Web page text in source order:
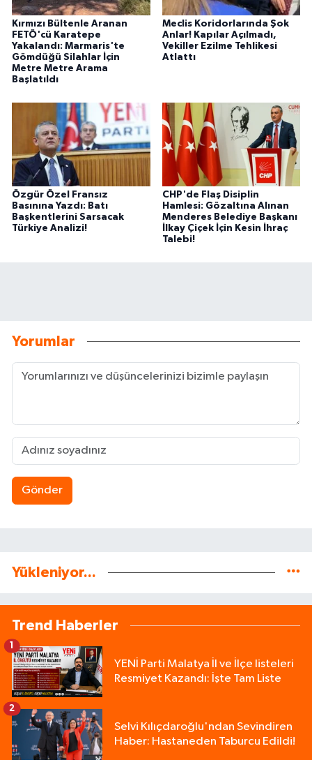
Kırmızı Bültenle Aranan
FETÖ'cü Karatepe
Yakalandı: Marmaris'te
Gömdüğü Silahlar İçin
Metre Metre Arama
Başlatıldı
Meclis Koridorlarında Şok
Anlar! Kapılar Açılmadı,
Vekiller Ezilme Tehlikesi
Atlattı
Özgür Özel Fransız
Basınına Yazdı: Batı
Başkentlerini Sarsacak
Türkiye Analizi!
CHP'de Flaş Disiplin
Hamlesi: Gözaltına Alınan
Menderes Belediye Başkanı
İlkay Çiçek İçin Kesin İhraç
Talebi!
Yorumlar
Gönder
Yükleniyor...
Trend Haberler
YENİ Parti Malatya İl ve İlçe listeleri
Resmiyet Kazandı: İşte Tam Liste
1
Selvi Kılıçdaroğlu'ndan Sevindiren
Haber: Hastaneden Taburcu Edildi!
2